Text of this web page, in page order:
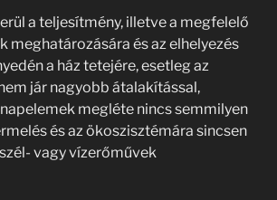
a teljesítmény, illetve a megfelelő
meghatározására és az elhelyezés
a ház tetejére, esetleg az
jár nagyobb átalakítással,
megléte nincs semmilyen
és az ökoszisztémára sincsen
vagy vízerőművek